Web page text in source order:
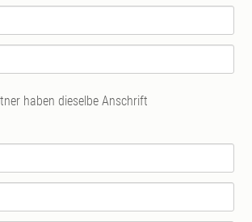
haben dieselbe Anschrift